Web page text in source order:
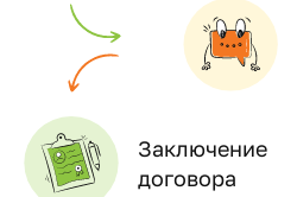
Заключение
договора